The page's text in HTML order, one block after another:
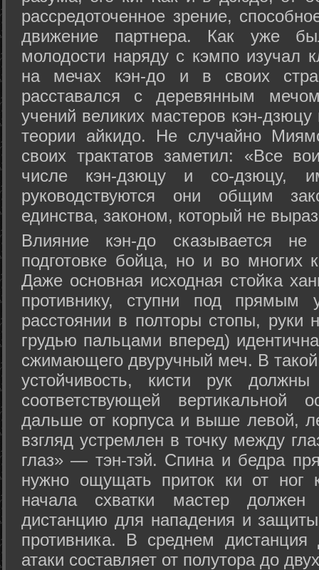
рассредоточенное зрение,
движение партнера. Как уже
молодости наряду с кэмпо изучал
на мечах кэн-до и в своих
расставался с деревянным
учений великих мастеров кэн-
теории айкидо. Не случайно
своих трактатов заметил: «Все
числе кэн-дзюцу и со-дзюцу,
руководствуются они общим
единства, законом, который не
Влияние кэн-до сказывается не
подготовке бойца, но и во многих
Даже основная исходная стойка
противнику, ступни под прямым
расстоянии в полторы стопы, руки
грудью пальцами вперед)
сжимающего двуручный меч. В
устойчивость, кисти рук
соответствующей
дальше от корпуса и выше левой,
взгляд устремлен в точку между
глаз» — тэн-тэй. Спина и бедра
нужно ощущать приток ки от
начала схватки мастер должен
дистанцию для нападения и
противника. В среднем
атаки составляет от полутора до